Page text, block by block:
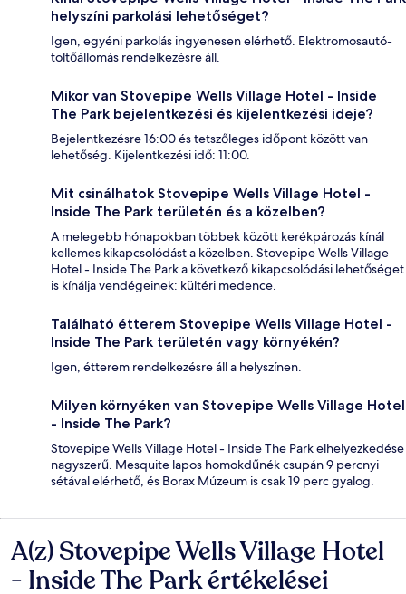
helyszíni parkolási lehetőséget?
Igen, egyéni parkolás ingyenesen elérhető. Elektromosautó-
töltőállomás rendelkezésre áll.
Mikor van Stovepipe Wells Village Hotel - Inside
The Park bejelentkezési és kijelentkezési ideje?
Bejelentkezésre 16:00 és tetszőleges időpont között van
lehetőség. Kijelentkezési idő: 11:00.
Mit csinálhatok Stovepipe Wells Village Hotel -
Inside The Park területén és a közelben?
A melegebb hónapokban többek között kerékpározás kínál
kellemes kikapcsolódást a közelben. Stovepipe Wells Village
Hotel - Inside The Park a következő kikapcsolódási lehetőséget
is kínálja vendégeinek: kültéri medence.
Található étterem Stovepipe Wells Village Hotel -
Inside The Park területén vagy környékén?
Igen, étterem rendelkezésre áll a helyszínen.
Milyen környéken van Stovepipe Wells Village Hotel
- Inside The Park?
Stovepipe Wells Village Hotel - Inside The Park elhelyezkedése
nagyszerű. Mesquite lapos homokdűnék csupán 9 percnyi
sétával elérhető, és Borax Múzeum is csak 19 perc gyalog.
Értékelések
A(z) Stovepipe Wells Village Hotel
- Inside The Park értékelései